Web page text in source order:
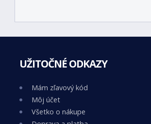
UŽITOČNÉ ODKAZY
Mám zľavový kód
Môj účet
Všetko o nákupe